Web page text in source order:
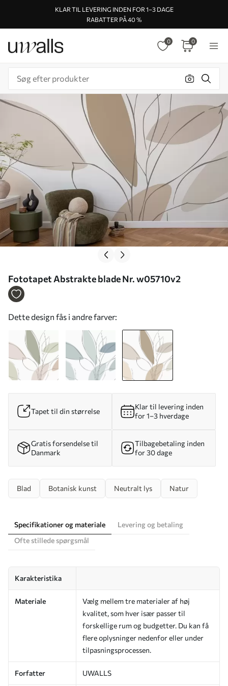
KLAR TIL LEVERING INDEN FOR 1–3 DAGE
RABATTER PÅ 40 %
0 0
Fototapet Abstrakte blade Nr. w05710v2
Dette design fås i andre farver:
Tapet til din størrelse
Klar til levering inden
for 1–3 hverdage
Gratis forsendelse til
Danmark
Tilbagebetaling inden
for 30 dage
Blad Botanisk kunst Neutralt lys Natur
Specifikationer og materiale
Levering og betaling
Ofte stillede spørgsmål
Karakteristika
Materiale
Vælg mellem tre materialer af høj
kvalitet, som hver især passer til
forskellige rum og budgetter. Du kan få
flere oplysninger nedenfor eller under
tilpasningsprocessen.
Forfatter UWALLS